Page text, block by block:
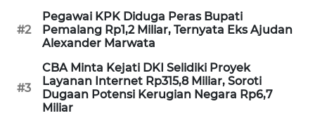
#2
Pegawai KPK Diduga Peras Bupati
Pemalang Rp1,2 Miliar, Ternyata Eks Ajudan
Alexander Marwata
#3
CBA Minta Kejati DKI Selidiki Proyek
Layanan Internet Rp315,8 Miliar, Soroti
Dugaan Potensi Kerugian Negara Rp6,7
Miliar
KOPEKLIN
PORTAL
KONSUMEN